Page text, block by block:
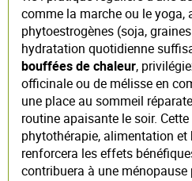
comme la marche ou le yoga,
phytoestrogènes (soja,
hydratation quotidienne
bouffées de chaleur,
officinale ou de mélisse en
une place au sommeil
routine apaisante le soir.
phytothérapie, alimentation et
renforcera les effets
contribuera à une